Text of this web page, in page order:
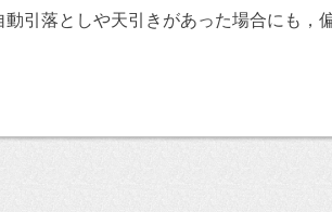
動引落としや天引きがあった場合にも，